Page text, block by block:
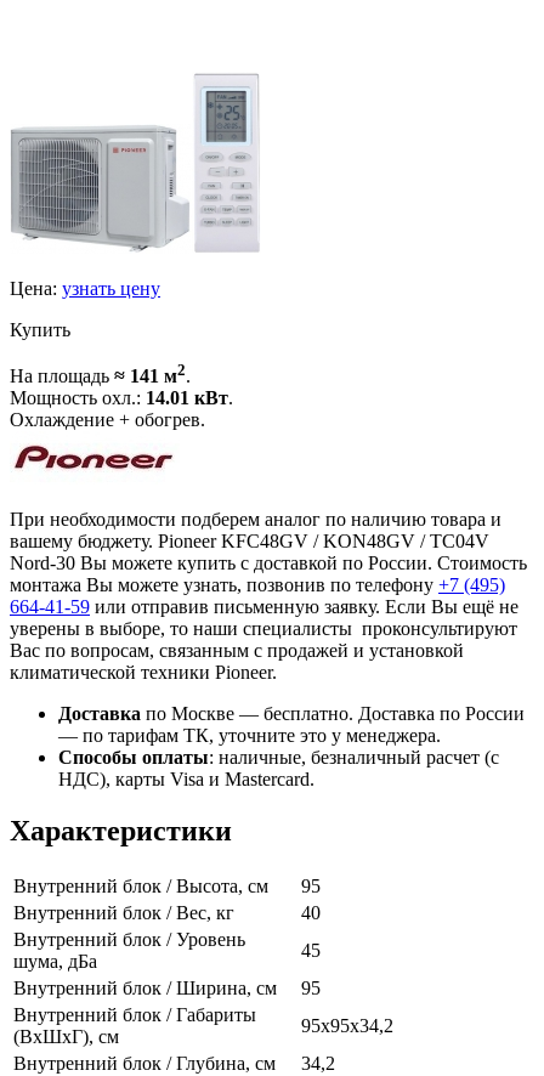
Цена: узнать цену
Купить
На площадь ≈ 141 м2.
Мощность охл.: 14.01 кВт.
Охлаждение + обогрев.
При необходимости подберем аналог по наличию товара и
вашему бюджету. Pioneer KFC48GV / KON48GV / TC04V
Nord-30 Вы можете купить с доставкой по России. Стоимость
монтажа Вы можете узнать, позвонив по телефону +7 (495)
664-41-59 или отправив письменную заявку. Если Вы ещё не
уверены в выборе, то наши специалисты проконсультируют
Вас по вопросам, связанным с продажей и установкой
климатической техники Pioneer.
Доставка по Москве — бесплатно. Доставка по России
— по тарифам ТК, уточните это у менеджера.
Способы оплаты: наличные, безналичный расчет (с
НДС), карты Visa и Mastercard.
Характеристики
Внутренний блок / Высота, см
95
Внутренний блок / Вес, кг
40
Внутренний блок / Уровень
шума, дБа
45
Внутренний блок / Ширина, см
95
Внутренний блок / Габариты
(ВхШхГ), см
95x95x34,2
Внутренний блок / Глубина, см
34,2